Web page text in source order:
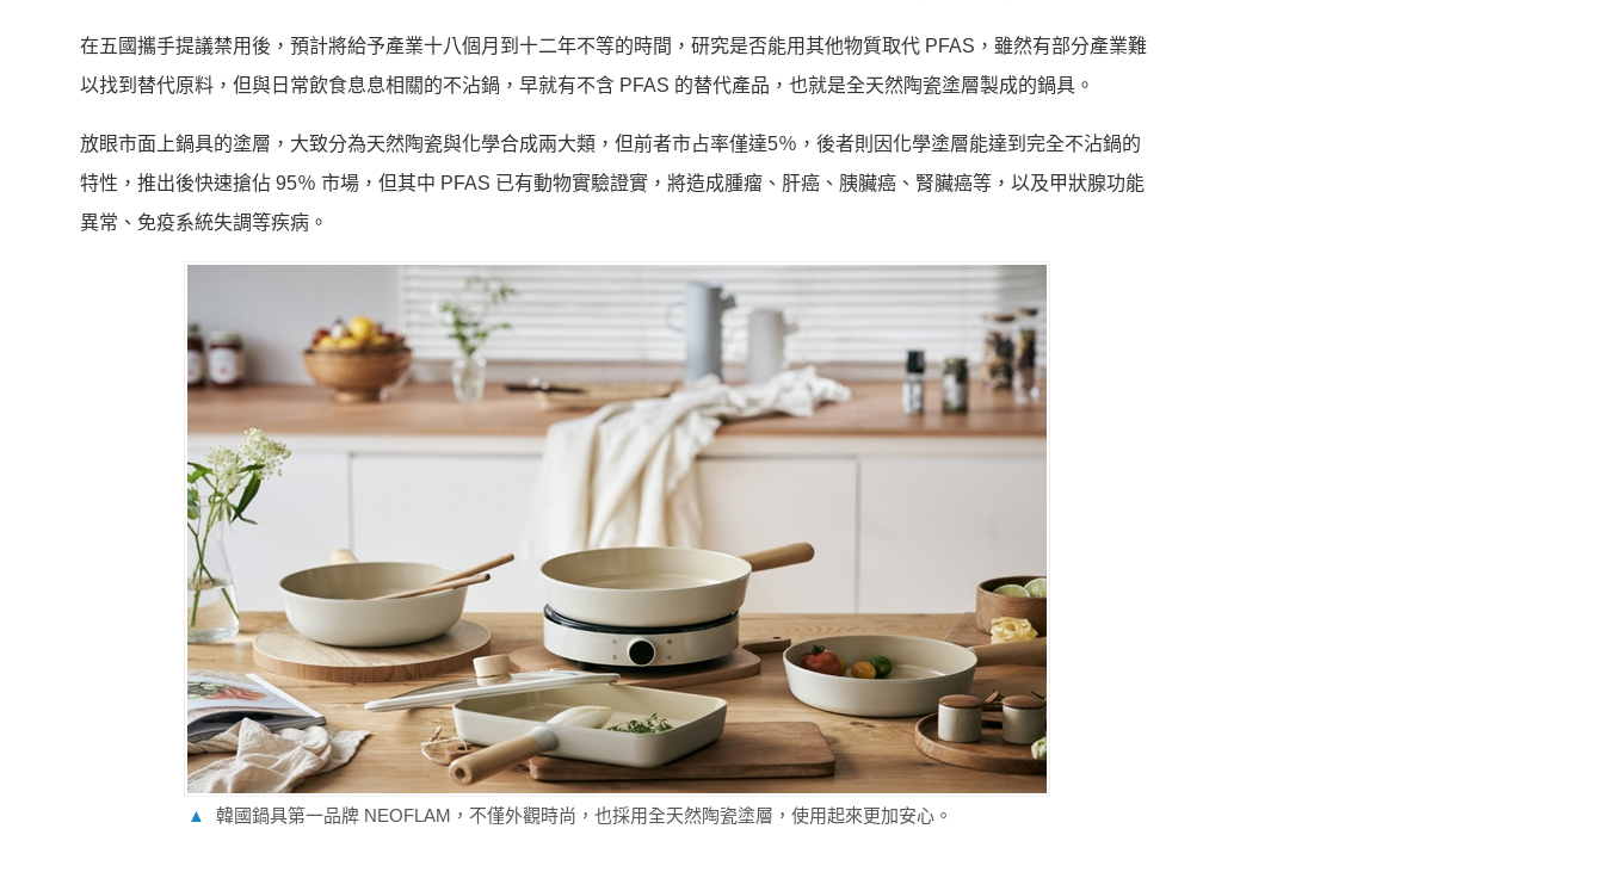
在五國攜手提議禁用後，預計將給予產業十八個月到十二年不等的時間，研究是否能用其他物質取代 PFAS，雖然有部分產業難
以找到替代原料，但與日常飲食息息相關的不沾鍋，早就有不含 PFAS 的替代產品，也就是全天然陶瓷塗層製成的鍋具。
放眼市面上鍋具的塗層，大致分為天然陶瓷與化學合成兩大類，但前者市占率僅達5％，後者則因化學塗層能達到完全不沾鍋的
特性，推出後快速搶佔 95％ 市場，但其中 PFAS 已有動物實驗證實，將造成腫瘤、肝癌、胰臟癌、腎臟癌等，以及甲狀腺功能
異常、免疫系統失調等疾病。
▲ 韓國鍋具第一品牌 NEOFLAM，不僅外觀時尚，也採用全天然陶瓷塗層，使用起來更加安心。